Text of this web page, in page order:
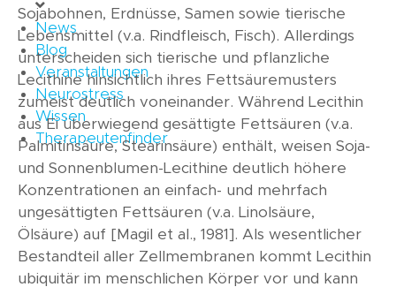
News
Blog
Veranstaltungen
Neurostress
Wissen
Therapeutenfinder
Sojabohnen, Erdnüsse, Samen sowie tierische
Lebensmittel (v.a. Rindfleisch, Fisch). Allerdings
unterscheiden sich tierische und pflanzliche
Lecithine hinsichtlich ihres Fettsäuremusters
zumeist deutlich voneinander. Während Lecithin
aus Ei überwiegend gesättigte Fettsäuren (v.a.
Palmitinsäure, Stearinsäure) enthält, weisen Soja-
und Sonnenblumen-Lecithine deutlich höhere
Konzentrationen an einfach- und mehrfach
ungesättigten Fettsäuren (v.a. Linolsäure,
Ölsäure) auf [Magil et al., 1981]. Als wesentlicher
Bestandteil aller Zellmembranen kommt Lecithin
ubiquitär im menschlichen Körper vor und kann